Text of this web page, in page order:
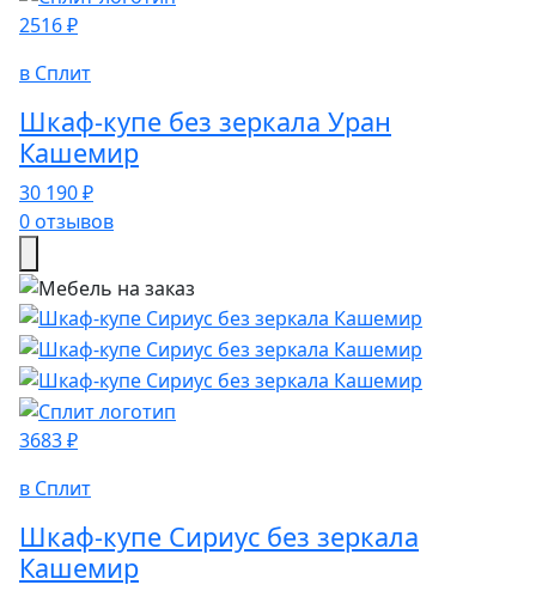
2516 ₽
в Сплит
Шкаф-купе без зеркала Уран
Кашемир
30 190 ₽
0 отзывов
3683 ₽
в Сплит
Шкаф-купе Сириус без зеркала
Кашемир